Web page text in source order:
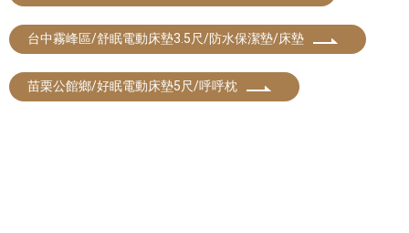
台中霧峰區/舒眠電動床墊3.5尺/防水保潔墊/床墊
苗栗公館鄉/好眠電動床墊5尺/呼呼枕